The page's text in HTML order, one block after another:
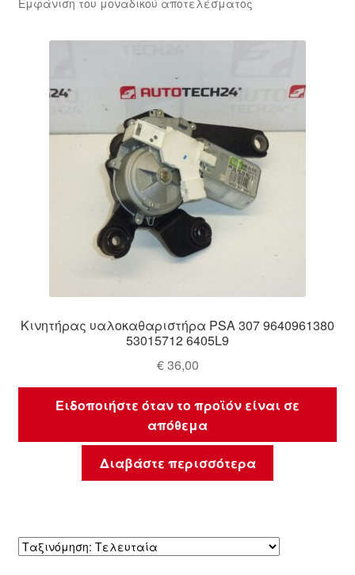
Κινητήρας υαλοκαθαριστήρα PSA 307 9640961380
53015712 6405L9
€36,00
Ειδοποιήστε όταν το προϊόν είναι σε
απόθεμα
Διαβάστε περισσότερα